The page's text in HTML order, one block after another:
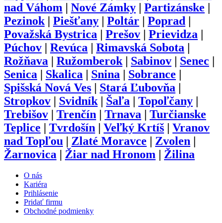
nad Váhom
Nové Zámky Partizánske
Pezinok| Piešťany Poltár Poprad
Považská Bystrica
Prešov Prievidza
Púchov
Revúca Rimavská Sobota
Rožňava
Ružomberok| Sabinov Senec
Senica
Skalica Snina Sobrance
Spišská Nová Ves
Stará Ľubovňa
Stropkov
Svidník| Šaľa Topoľčany
Trebišov
Trenčín Trnava
Turčianske
Teplice
Tvrdošín Veľký Krtíš
Vranov
nad Topľou
Zlaté Moravce Zvolen
Žarnovica
Žiar nad Hronom Žilina
O nás
Kariéra
Prihlásenie
Pridať firmu
Obchodné podmienky